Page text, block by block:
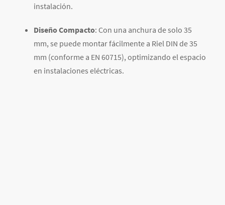
instalación.
Diseño Compacto: Con una anchura de solo 35
mm, se puede montar fácilmente a Riel DIN de 35
mm (conforme a EN 60715), optimizando el espacio
en instalaciones eléctricas.